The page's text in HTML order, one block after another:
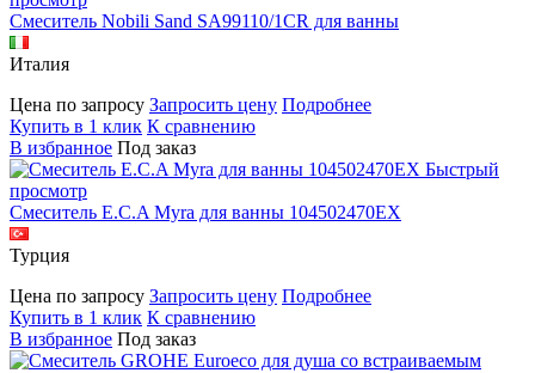
Смеситель Nobili Sand SA99110/1CR для ванны
Италия
Цена по запросу Запросить цену Подробнее
Купить в 1 клик К сравнению
В избранное Под заказ
Быстрый
просмотр
Смеситель E.C.A Myra для ванны 104502470EX
Турция
Цена по запросу Запросить цену Подробнее
Купить в 1 клик К сравнению
В избранное Под заказ